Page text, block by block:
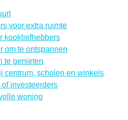
voor extra ruimte
kookliefhebbers
om te ontspannen
te genieten
centrum, scholen en winkels
of investeerders
woning